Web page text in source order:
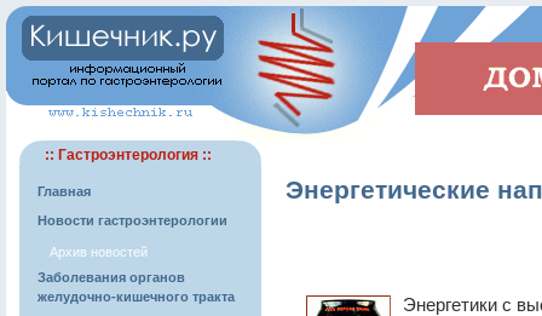
:: Гастроэнтерология ::
Главная
Новости гастроэнтерологии
Архив новостей
Заболевания органов
желудочно-кишечного тракта
Энергетические
Энергетики с